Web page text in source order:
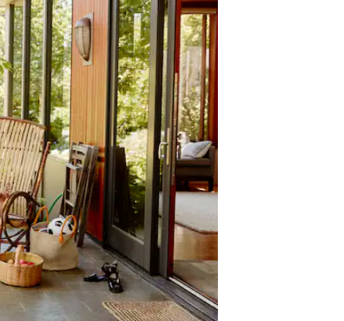
kwa kugusa au kutelezesha kidole kwenye ishara.